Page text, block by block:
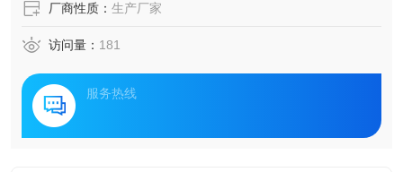
厂商性质： 生产厂家
访问量： 181
服务热线